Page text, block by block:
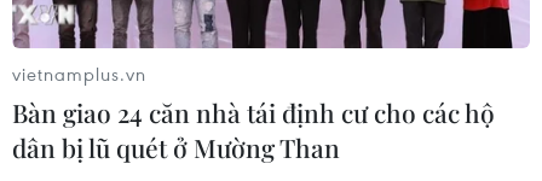
vietnamplus.vn
Bàn giao 24 căn nhà tái định cư cho các hộ
dân bị lũ quét ở Mường Than